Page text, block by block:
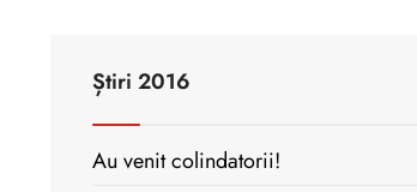
Știri 2016
Au venit colindatorii!